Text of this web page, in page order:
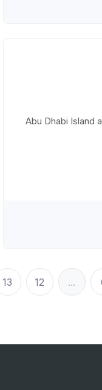
Abu Dhabi Island
...
12
13